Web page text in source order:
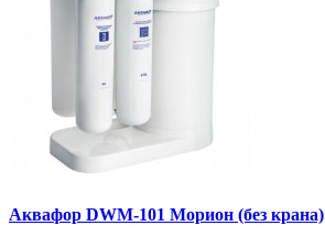
Аквафор DWM-101 Морион (без крана)